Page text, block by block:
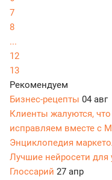
7
8
...
12
13
Рекомендуем
Бизнес-рецепты 04 авг
Клиенты жалуются,
исправляем вместе с
Энциклопедия
Лучшие нейросети для
Глоссарий 27 апр